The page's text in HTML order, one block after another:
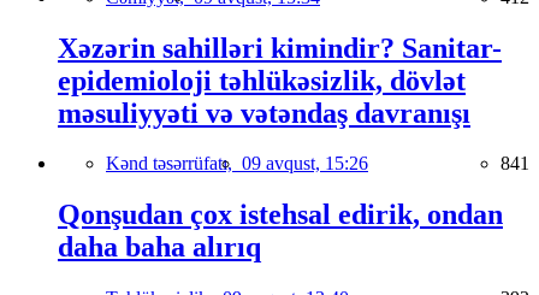
Xəzərin sahilləri kimindir? Sanitar-
epidemioloji təhlükəsizlik, dövlət
məsuliyyəti və vətəndaş davranışı
Kənd təsərrüfatı, 09 avqust, 15:26 841
Qonşudan çox istehsal edirik, ondan
daha baha alırıq